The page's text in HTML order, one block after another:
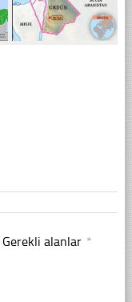
Gerekli alanlar *